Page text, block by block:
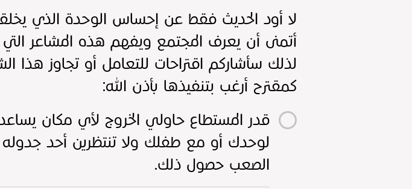
لا أود الحديث فقط عن إحساس الوحدة الذي
أتمنى أن يعرف المجتمع ويفهم هذه المشاعر التي
لذلك سأشاركم اقتراحات للتعامل أو تجاوز هذا
كمقترح أرغب بتنفيذها بأذن الله:
قدر المستطاع حاولي الخروج لأي مكان
لوحدك أو مع طفلك ولا تنتظرين أحد جدوله
الصعب حصول ذلك.